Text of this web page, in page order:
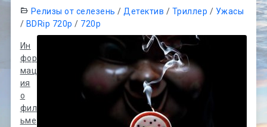
Релизы от селезень / Детектив / Триллер / Ужасы
/ BDRip 720p / 720p
Ин
фор
мац
ия
о
фил
ьме